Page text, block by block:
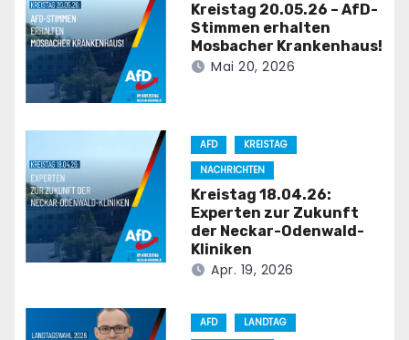
Kreistag 20.05.26 – AfD-
Stimmen erhalten
Mosbacher Krankenhaus!
Mai 20, 2026
AFD
KREISTAG
NACHRICHTEN
Kreistag 18.04.26:
Experten zur Zukunft
der Neckar-Odenwald-
Kliniken
Apr. 19, 2026
AFD
LANDTAG